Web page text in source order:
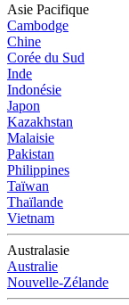
Asie Pacifique
Cambodge
Chine
Corée du Sud
Inde
Indonésie
Japon
Kazakhstan
Malaisie
Pakistan
Philippines
Taïwan
Thaïlande
Vietnam
Australasie
Australie
Nouvelle-Zélande